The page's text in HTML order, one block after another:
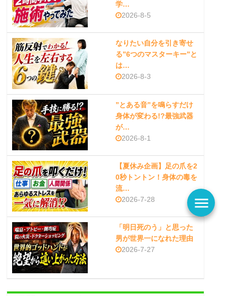
学…
2026-8-5
なりたい自分を引き寄せ
る”6つのマスターキー”と
は…
2026-8-3
”とある音”を鳴らすだけ
身体が変わる!?最強武器
が…
2026-8-1
【夏休み企画】足の爪を2
0秒トントン！身体の毒を
流…
2026-7-28
「明日死のう」と思った
男が世界一になれた理由
2026-7-27
menu